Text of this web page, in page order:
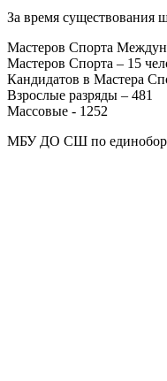
За время существования
Мастеров Спорта
Мастеров Спорта – 15
Кандидатов в Мастера
Взрослые разряды – 481
Массовые - 1252
МБУ ДО СШ по